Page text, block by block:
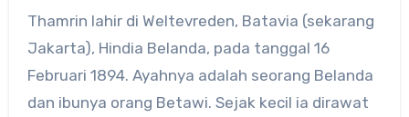
Thamrin lahir di Weltevreden, Batavia (sekarang
Jakarta), Hindia Belanda, pada tanggal 16
Februari 1894. Ayahnya adalah seorang Belanda
dan ibunya orang Betawi. Sejak kecil ia dirawat